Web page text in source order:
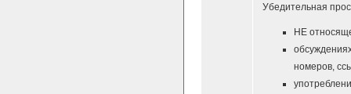
Убедительная
НЕ
номеров,